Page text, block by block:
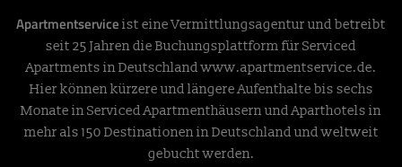
Apartmentservice ist eine Vermittlungsagentur und betreibt
seit 25 Jahren die Buchungsplattform für Serviced
Apartments in Deutschlandwww.apartmentservice.de.
Hier können kürzere und längere Aufenthalte bis sechs
Monate in Serviced Apartmenthäusern und Aparthotels in
mehr als 150 Destinationen in Deutschland und weltweit
gebucht werden.